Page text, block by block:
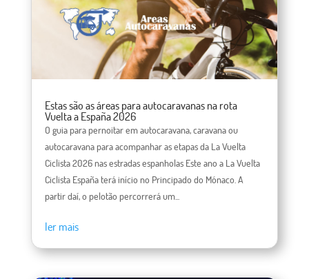
Estas são as áreas para autocaravanas na rota
Vuelta a España 2026
O guia para pernoitar em autocaravana, caravana ou
autocaravana para acompanhar as etapas da La Vuelta
Ciclista 2026 nas estradas espanholas Este ano a La Vuelta
Ciclista España terá início no Principado do Mónaco. A
partir daí, o pelotão percorrerá um...
ler mais